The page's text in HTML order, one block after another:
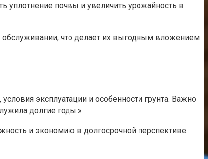
уплотнение почвы и увеличить урожайность в
обслуживании, что делает их выгодным вложением
эксплуатации и особенности грунта. Важно
долгие годы.»
и экономию в долгосрочной перспективе.